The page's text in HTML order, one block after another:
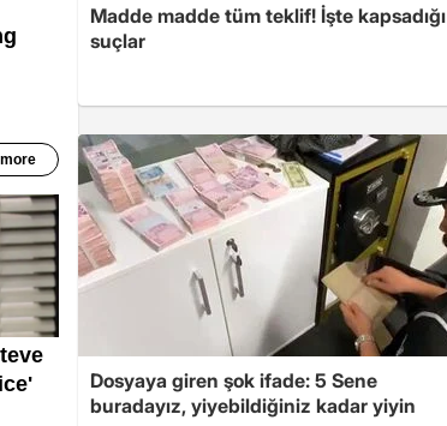
Madde madde tüm teklif! İşte kapsadığı
suçlar
Dosyaya giren şok ifade: 5 Sene
buradayız, yiyebildiğiniz kadar yiyin